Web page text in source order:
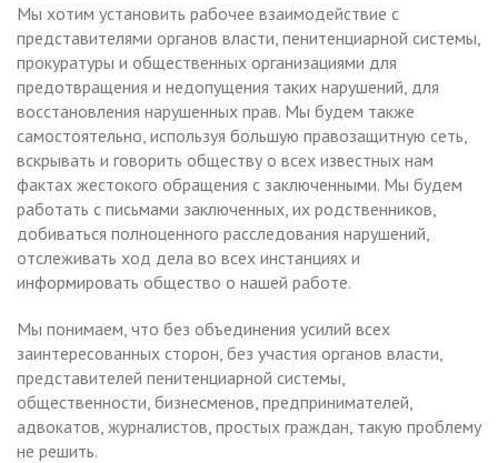
Мы хотим установить рабочее взаимодействие с
представителями органов власти, пенитенциарной системы,
прокуратуры и общественных организациями для
предотвращения и недопущения таких нарушений, для
восстановления нарушенных прав. Мы будем также
самостоятельно, используя большую правозащитную сеть,
вскрывать и говорить обществу о всех известных нам
фактах жестокого обращения с заключенными. Мы будем
работать с письмами заключенных, их родственников,
добиваться полноценного расследования нарушений,
отслеживать ход дела во всех инстанциях и
информировать общество о нашей работе.
Мы понимаем, что без объединения усилий всех
заинтересованных сторон, без участия органов власти,
представителей пенитенциарной системы,
общественности, бизнесменов, предпринимателей,
адвокатов, журналистов, простых граждан, такую проблему
не решить.